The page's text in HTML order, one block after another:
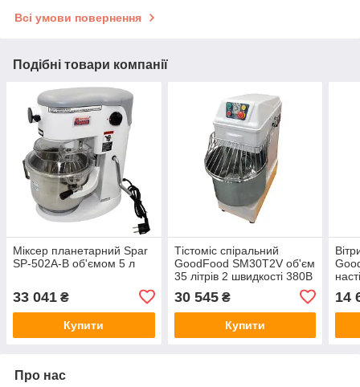
Всі умови повернення
Подібні товари компанії
Міксер планетарний Spar
SP-502A-B об'ємом 5 л
33 041 ₴
Купити
Тістоміс спіральний
GoodFood SM30T2V об'єм
35 літрів 2 швидкості 380В
30 545₴
Купити
14
Про нас